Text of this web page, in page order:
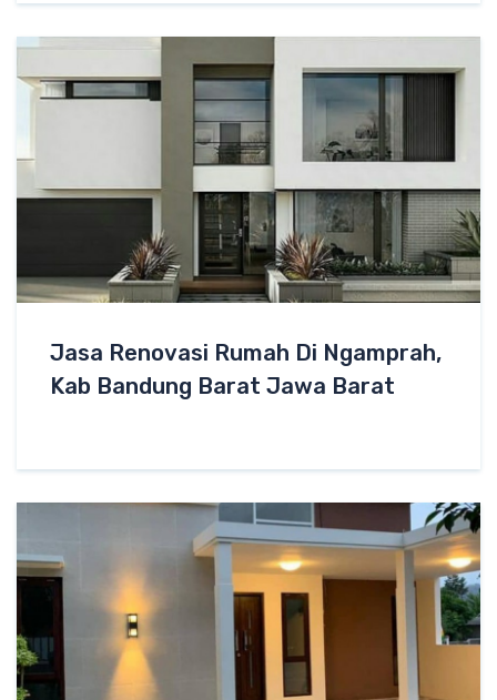
Jasa Renovasi Rumah Di Ngamprah,
Kab Bandung Barat Jawa Barat